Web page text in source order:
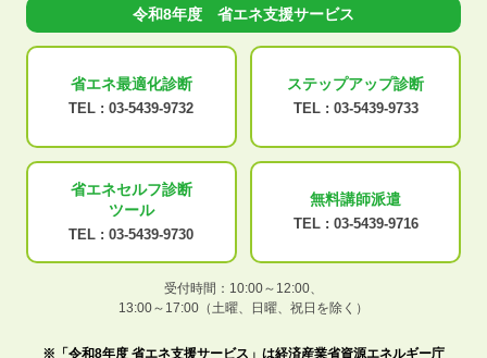
令和8年度 省エネ支援サービス
省エネ最適化診断
TEL : 03-5439-9732
ステップアップ診断
TEL : 03-5439-9733
省エネセルフ診断
ツール
TEL : 03-5439-9730
無料講師派遣
TEL : 03-5439-9716
受付時間：10:00～12:00、
13:00～17:00（土曜、日曜、祝日を除く）
※「令和8年度 省エネ支援サービス」は経済産業省資源エネルギー庁